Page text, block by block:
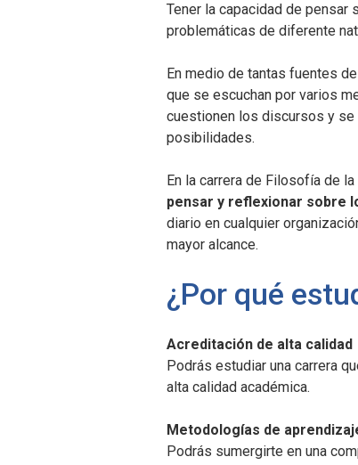
Tener la capacidad de pensar
problemáticas de diferente
En medio de tantas fuentes
que se escuchan por varios
cuestionen los discursos y se
posibilidades.
En la carrera de Filosofía de
pensar y reflexionar sobre
diario en cualquier
mayor alcance.
¿Por qué
Acreditación de alta calidad
Podrás estudiar una carrera
alta calidad académica.
Metodologías de
Podrás sumergirte en una